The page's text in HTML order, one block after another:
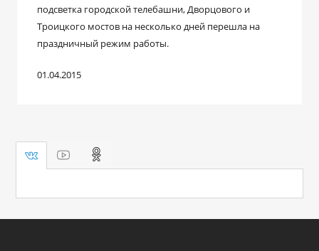
подсветка городской телебашни, Дворцового и
Троицкого мостов на несколько дней перешла на
праздничный режим работы.
01.04.2015